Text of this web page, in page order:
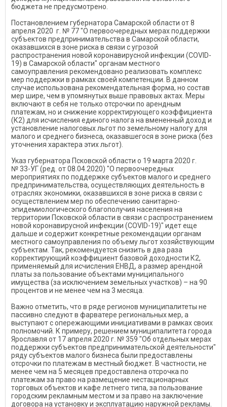
бюджета не предусмотрено.
Постановлением губернатора Самарской области от 8
апреля 2020 г. № 77 "О первоочередных мерах поддержки
субъектов предпринимательства в Самарской области,
оказавшихся в зоне риска в связи с угрозой
распространения новой коронавирусной инфекции (COVID-
19) в Самарской области" органам местного
самоуправления рекомендовано реализовать комплекс
мер поддержки в рамках своей компетенции. В данном
случае использована рекомендательная форма, но состав
мер шире, чем в упомянутых выше правовых актах. Меры
включают в себя не только отсрочки по арендным
платежам, но и снижение корректирующего коэффициента
(К2) для исчисления единого налога на вмененный доход и
установление налоговых льгот по земельному налогу для
малого и среднего бизнеса, оказавшегося в зоне риска (без
уточнения характера этих льгот).
Указ губернатора Псковской области о 19 марта 2020 г.
№ 33-УГ (ред. от 08.04.2020) "О первоочередных
мероприятиях по поддержке субъектов малого и среднего
предпринимательства, осуществляющих деятельность в
отраслях экономики, оказавшихся в зоне риска в связи с
осуществлением мер по обеспечению санитарно-
эпидемиологического благополучия населения на
территории Псковской области в связи с распространением
новой коронавирусной инфекции (COVID-19)" идет еще
дальше и содержит конкретные рекомендации органам
местного самоуправления по объему льгот хозяйствующим
субъектам. Так, рекомендуется снизить в два раза
корректирующий коэффициент базовой доходности К2,
применяемый для исчисления ЕНВД, а размер арендной
платы за пользование объектами муниципального
имущества (за исключением земельных участков) – на 90
процентов и не менее чем на 3 месяца.
Важно отметить, что в ряде регионов муниципалитеты не
пассивно следуют в фарватере региональных мер, а
выступают с опережающими инициативами в рамках своих
полномочий. К примеру, решением муниципалитета города
Ярославля от 17 апреля 2020 г. № 359 "Об отдельных мерах
поддержки субъектов предпринимательской деятельности"
ряду субъектов малого бизнеса были предоставлены
отсрочки по платежам в местный бюджет. В частности, не
менее чем на 5 месяцев предоставлена отсрочка по
платежам за право на размещение нестационарных
торговых объектов и кафе летнего типа, за пользование
городским рекламным местом и за право на заключение
договора на установку и эксплуатацию наружной рекламы.